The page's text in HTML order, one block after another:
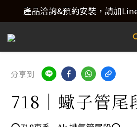
產品洽詢&預約安裝，請加
產品洽詢&預約安裝，請加
歡迎來電洽詢 02-
產品洽詢&預約安裝，請加
分享到
718｜蠍子管尾